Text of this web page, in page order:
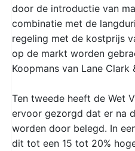
door de introductie van
combinatie met de
regeling met de kostprijs
op de markt worden
Koopmans van Lane
Ten tweede heeft de Wet
ervoor gezorgd dat er na
worden door belegd. In
dit tot een 15 tot 20%